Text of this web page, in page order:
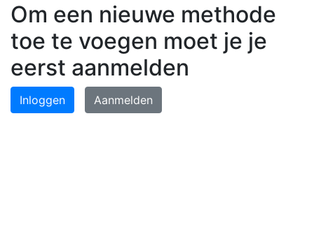
Om een nieuwe methode
toe te voegen moet je je
eerst aanmelden
Inloggen Aanmelden